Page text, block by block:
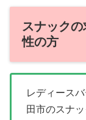
スナック
性の方
レディース
田市のスナ